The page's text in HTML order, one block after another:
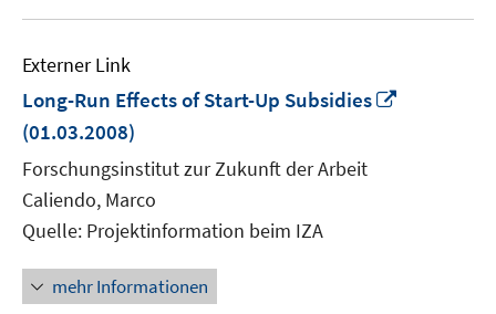
Externer Link
Long-Run Effects of Start-Up Subsidies
(01.03.2008)
Forschungsinstitut zur Zukunft der Arbeit
Caliendo, Marco
Quelle: Projektinformation beim IZA
mehr Informationen